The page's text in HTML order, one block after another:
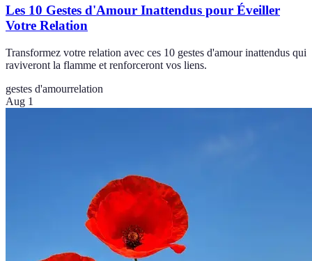
Les 10 Gestes d'Amour Inattendus pour Éveiller
Votre Relation
Transformez votre relation avec ces 10 gestes d'amour inattendus qui
raviveront la flamme et renforceront vos liens.
gestes d'amourrelation
Aug 1